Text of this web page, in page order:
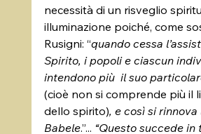
necessità di un risveglio
illuminazione poiché, come
Rusigni: “quando cessa
Spirito, i popoli e ciascun
intendono più  il suo
(cioè non si comprende più il
dello spirito), e così si rinnova
Babele.”... “Questo succede in